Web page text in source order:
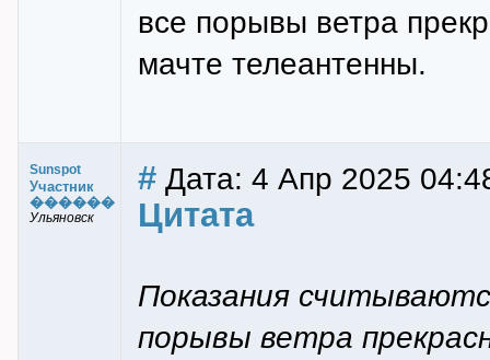
все порывы ветра
мачте телеантенны.
Sunspot
Участник
������
Ульяновск
# Дата: 4 Апр 2025
Цитата
Показания
порывы ветра